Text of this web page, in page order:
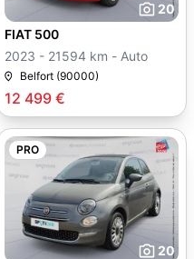
20
12 499 €
FIAT 500
2023 - 21594 km - Auto
Belfort (90000)
PRO
20